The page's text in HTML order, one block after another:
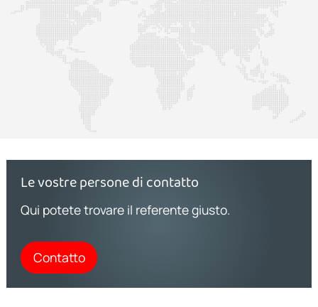
Le vostre persone di contatto
Qui potete trovare il referente giusto.
Contatto